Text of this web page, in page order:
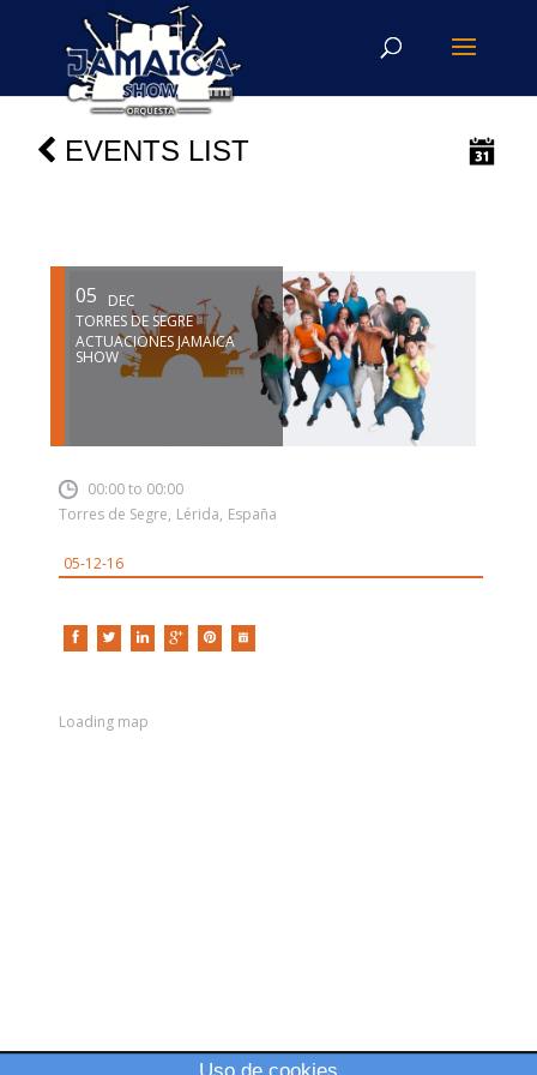
EVENTS LIST
05
DEC
TORRES DE SEGRE
ACTUACIONES JAMAICA
SHOW
00:00 to 00:00
Torres de Segre, Lérida, España
05-12-16
Loading map